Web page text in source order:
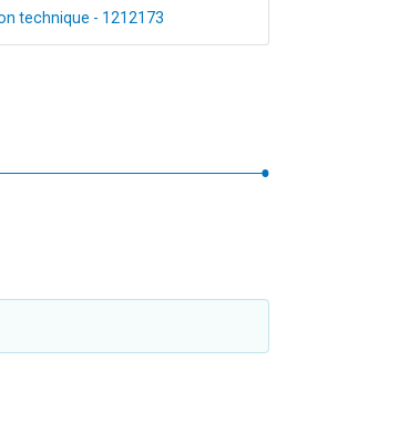
technique - 1212173